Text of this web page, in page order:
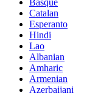
Catalan
Esperanto
Hindi
Lao
Albanian
Amharic
Armenian
Azerbaijani